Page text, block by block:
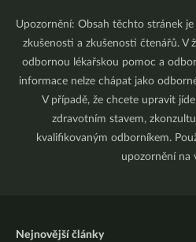
Upozornění: Obsah těchto stránek
zkušenosti a zkušenosti čtenářů. V
odbornou lékařskou pomoc a
informace nelze chápat jako
V případě, že chcete upravit
zdravotním stavem,
kvalifikovaným odborníkem.
upozornění na
Nejnovější články